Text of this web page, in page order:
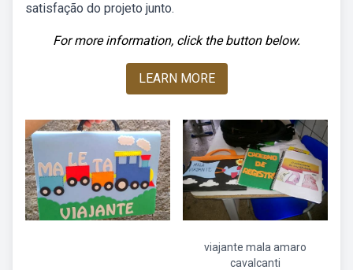
satisfação do projeto junto.
For more information, click the button below.
LEARN MORE
viajante mala amaro
cavalcanti